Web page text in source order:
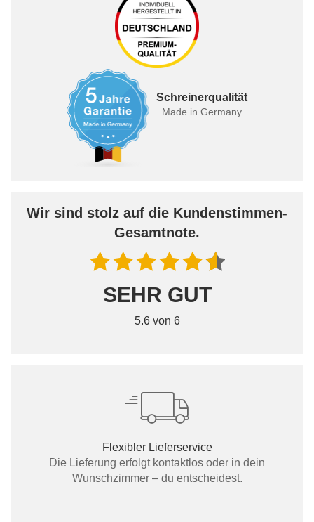
Schreinerqualität
Made in Germany
Wir sind stolz auf die Kundenstimmen-
Gesamtnote.
SEHR GUT
5.6 von 6
Flexibler Lieferservice
Die Lieferung erfolgt kontaktlos oder in dein
Wunschzimmer – du entscheidest.